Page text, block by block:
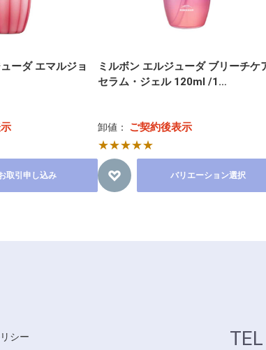
ーダ エマルジョ
取引申し込み
ミルボン エルジューダ ブリーチケ
セラム・ジェル 120ml /1…
卸値： ご契約後表示
★★★★★
バリエーション選択
シー